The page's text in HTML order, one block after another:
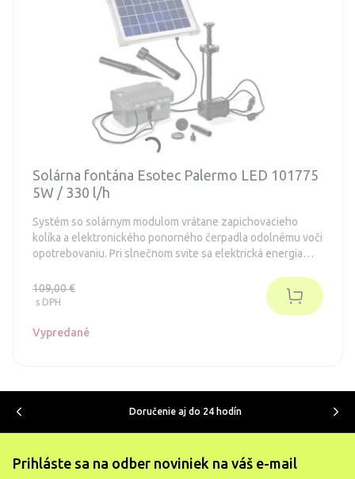
Solárna fontána Esotec Palermo LED 101775
5W / 330 l/h
Systém so solárnym modulom vrátane zapichovacieho
kolíka a elektronického ponorného čerpadla odolnému voči
opotrebovaniu. Pri slnečnom svite sa elektrická energia
109,00 €
s DPH
Vypredané
Doručenie aj do 24 hodín
Prihláste sa na odber noviniek na váš e-mail